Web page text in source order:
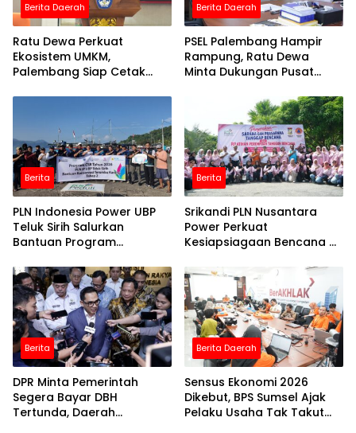
Berita Daerah
Ratu Dewa Perkuat
Ekosistem UMKM,
Palembang Siap Cetak
Berita Daerah
PSEL Palembang Hampir
Rampung, Ratu Dewa
Minta Dukungan Pusat
Berita
PLN Indonesia Power UBP
Teluk Sirih Salurkan
Bantuan Program
Karang Tahap 2 Senilai
Rp30 Juta
Berita
Srikandi PLN Nusantara
Power Perkuat
Kesiapsiagaan Bencana di
Berita
DPR Minta Pemerintah
Segera Bayar DBH
Tertunda, Daerah
Berita Daerah
Sensus Ekonomi 2026
Dikebut, BPS Sumsel Ajak
Pelaku Usaha Tak Takut